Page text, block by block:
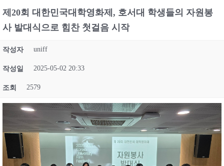
제20회 대한민국대학영화제, 호서대 학생들의 자원봉
사 발대식으로 힘찬 첫걸음 시작
작성자 uniff
작성일 2025-05-02 20:33
조회 2579